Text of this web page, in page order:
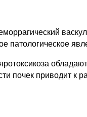
почек приводит к